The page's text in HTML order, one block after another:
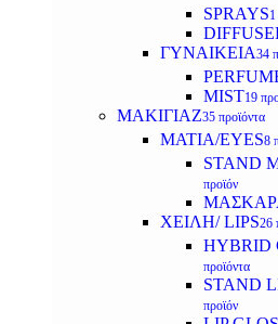
SPRAYS
ΓΥΝΑΙΚΕΙΑ34
MIST19
ΜΑΚΙΓΙΑΖ35 προϊόντα
ΜΑΤΙΑ/EYES8
STAND
προϊόν
ΧΕΙΛΗ/ LIPS26
HYBRID
προϊόντα
STAND
προϊόν